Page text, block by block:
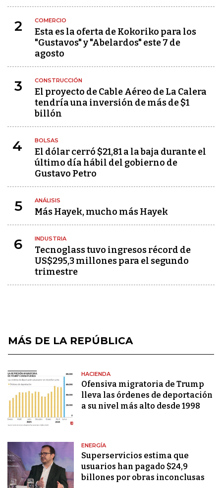
2 COMERCIO
Esta es la oferta de Kokoriko para los
"Gustavos" y "Abelardos" este 7 de
agosto
3 CONSTRUCCIÓN
El proyecto de Cable Aéreo de La Calera
tendría una inversión de más de $1
billón
4 BOLSAS
El dólar cerró $21,81 a la baja durante el
último día hábil del gobierno de
Gustavo Petro
5 ANÁLISIS
Más Hayek, mucho más Hayek
6 INDUSTRIA
Tecnoglass tuvo ingresos récord de
US$295,3 millones para el segundo
trimestre
MÁS DE LA REPÚBLICA
HACIENDA
Ofensiva migratoria de Trump
lleva las órdenes de deportación
a su nivel más alto desde 1998
ENERGÍA
Superservicios estima que
usuarios han pagado $24,9
billones por obras inconclusas